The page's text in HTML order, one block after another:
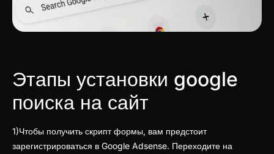
Этапы установки google
поиска на сайт
1)Чтобы получить скрипт формы, вам предстоит
зарегистрироваться в Google Adsense. Переходите на